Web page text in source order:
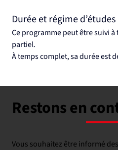
Durée et régime d’études
Ce programme peut être suivi
partiel.
À temps complet, sa durée est
Restons en
Vous souhaitez être informé